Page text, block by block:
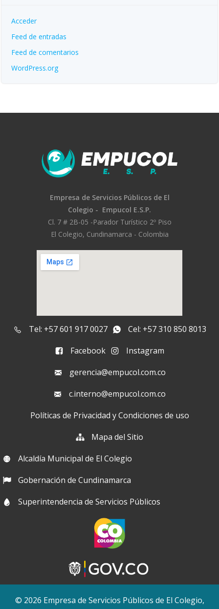
Acceder
Feed de entradas
Feed de comentarios
WordPress.org
Empresa de Servicios Públicos de El
Colegio - Empucol E.S.P.
Cl. 7 # 2B-05 -Parador Turístico 2º Piso
El Colegio, Cundinamarca - Colombia
Tel: +57 601 917 0027
Cel: +57 310 850 8013
Facebook
Instagram
gerencia@empucol.com.co
c.interno@empucol.com.co
Políticas de Privacidad y Condiciones de uso
Mapa del Sitio
Alcaldía Municipal de El Colegio
Gobernación de Cundinamarca
Superintendencia de Servicios Públicos
© 2026 Empresa de Servicios Públicos de El Colegio,